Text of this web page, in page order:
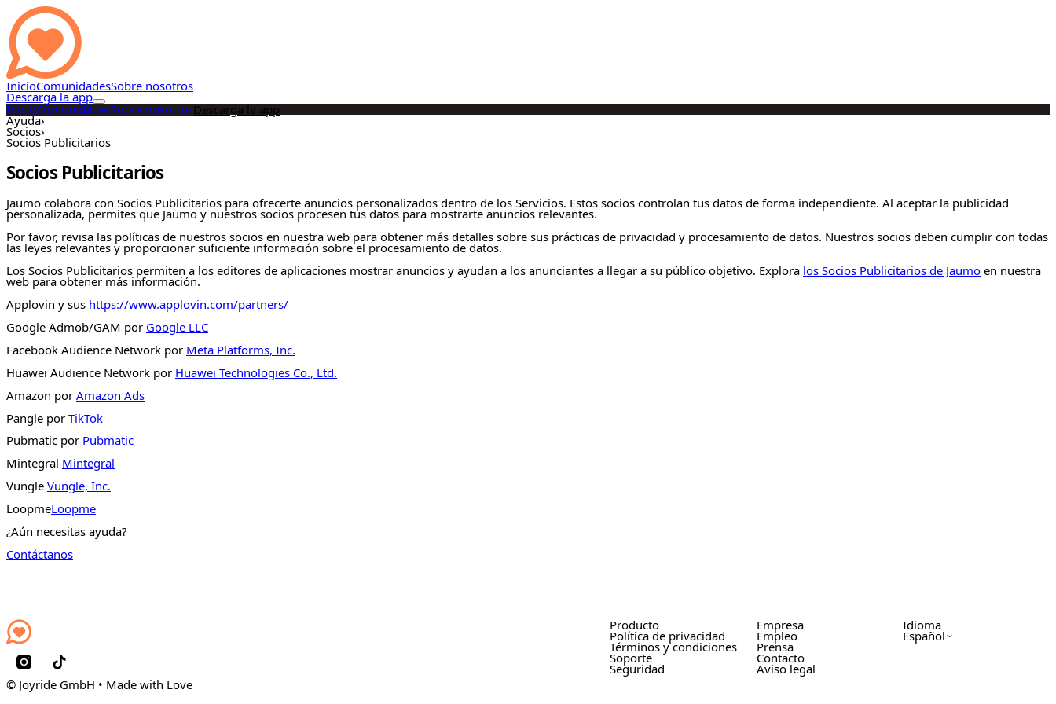
InicioComunidadesSobre nosotros
Descarga la app
InicioComunidadesSobre nosotrosDescarga la app
Ayuda›
Socios›
Socios Publicitarios
Socios Publicitarios
Jaumo colabora con Socios Publicitarios para ofrecerte anuncios personalizados dentro de los Servicios. Estos socios controlan tus datos de forma independiente. Al aceptar la publicidad
personalizada, permites que Jaumo y nuestros socios procesen tus datos para mostrarte anuncios relevantes.
Por favor, revisa las políticas de nuestros socios en nuestra web para obtener más detalles sobre sus prácticas de privacidad y procesamiento de datos. Nuestros socios deben cumplir con todas
las leyes relevantes y proporcionar suficiente información sobre el procesamiento de datos.
Los Socios Publicitarios permiten a los editores de aplicaciones mostrar anuncios y ayudan a los anunciantes a llegar a su público objetivo. Explora los Socios Publicitarios de Jaumo en nuestra
web para obtener más información.
Applovin y sus https://www.applovin.com/partners/
Google Admob/GAM por Google LLC
Facebook Audience Network por Meta Platforms, Inc.
Huawei Audience Network por Huawei Technologies Co., Ltd.
Amazon por Amazon Ads
Pangle por TikTok
Pubmatic por Pubmatic
Mintegral Mintegral
Vungle Vungle, Inc.
LoopmeLoopme
¿Aún necesitas ayuda?
Contáctanos
© Joyride GmbH • Made with Love
Producto
Política de privacidad
Términos y condiciones
Soporte
Seguridad
Empresa
Empleo
Prensa
Contacto
Aviso legal
Idioma
Español